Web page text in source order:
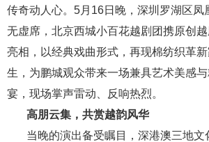
传奇动人心。5月16日晚，深圳罗湖区凤
无虚席，北京西城小百花越剧团携原创
亮相，以经典戏曲形式，再现棉纺织革
生，为鹏城观众带来一场兼具艺术美感
宴，现场掌声雷动、反响热烈。
高朋云集，共赏越韵风华
当晚的演出备受瞩目，深港澳三地文